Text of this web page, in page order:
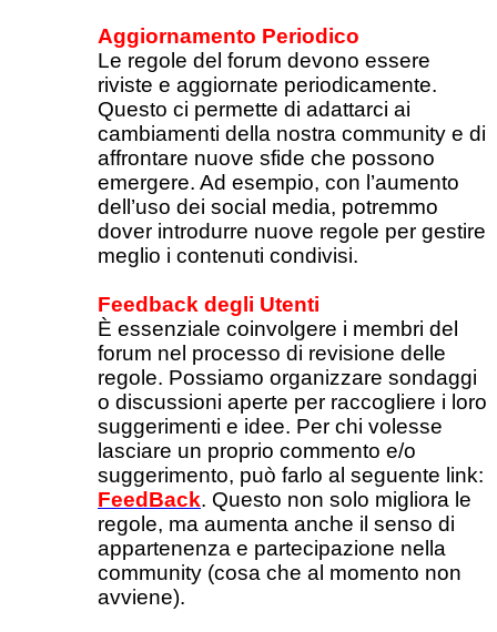
Aggiornamento Periodico
Le regole del forum devono essere
riviste e aggiornate periodicamente.
Questo ci permette di adattarci ai
cambiamenti della nostra community e di
affrontare nuove sfide che possono
emergere. Ad esempio, con l’aumento
dell’uso dei social media, potremmo
dover introdurre nuove regole per gestire
meglio i contenuti condivisi.
Feedback degli Utenti
È essenziale coinvolgere i membri del
forum nel processo di revisione delle
regole. Possiamo organizzare sondaggi
o discussioni aperte per raccogliere i loro
suggerimenti e idee. Per chi volesse
lasciare un proprio commento e/o
suggerimento, può farlo al seguente link:
FeedBack. Questo non solo migliora le
regole, ma aumenta anche il senso di
appartenenza e partecipazione nella
community (cosa che al momento non
avviene).